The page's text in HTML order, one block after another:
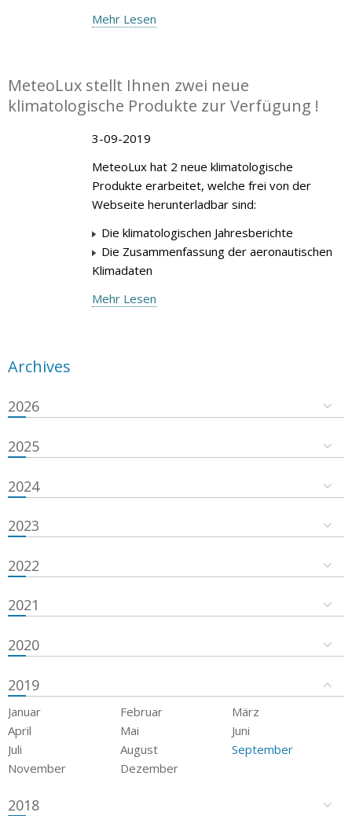
Mehr Lesen
MeteoLux stellt Ihnen zwei neue
klimatologische Produkte zur Verfügung !
3-09-2019
MeteoLux hat 2 neue klimatologische
Produkte erarbeitet, welche frei von der
Webseite herunterladbar sind:
Die klimatologischen Jahresberichte
Die Zusammenfassung der aeronautischen
Klimadaten
Mehr Lesen
Archives
2026
2025
2024
2023
2022
2021
2020
2019
Januar Februar
März
April
Mai
Juni
Juli
August
September
November
Dezember
2018